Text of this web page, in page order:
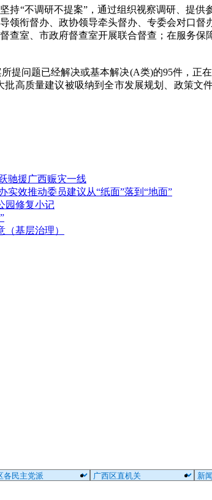
“不调研不提案”，通过组织视察调研、提供
领衔督办、政协领导牵头督办、专委会对口
查室、市政府督查室开展联合督查；在服务
问题已经解决或基本解决(A类)的95件，正
高质量建议被吸纳到全市发展规划、政策
驰援广西赈灾一线
效推动委员建议从“纸面”落到“地面”
园修复小记
基层治理）